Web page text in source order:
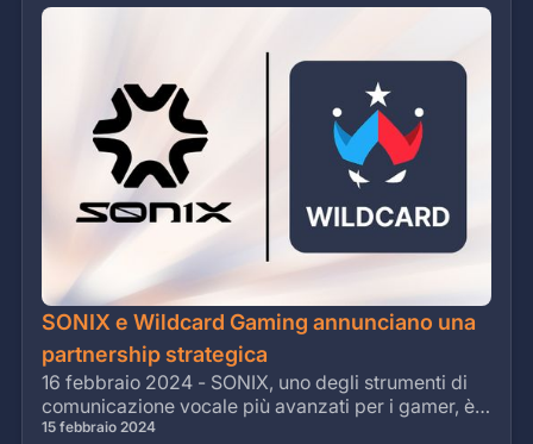
SONIX e Wildcard Gaming annunciano una
partnership strategica
16 febbraio 2024 - SONIX, uno degli strumenti di
comunicazione vocale più avanzati per i gamer, è
entusiasta di annunciare la sua partnership
15 febbraio 2024